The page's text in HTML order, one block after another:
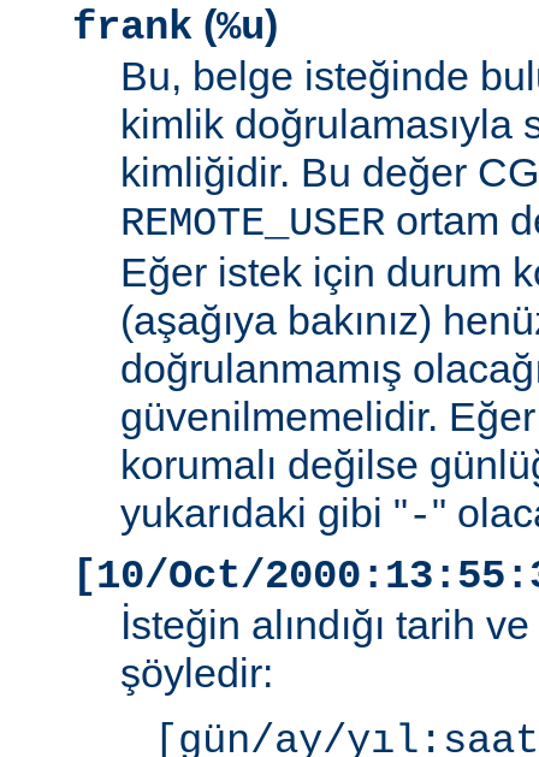
frank (%u)
Bu, belge isteğinde
kimlik doğrulamasıyla
kimliğidir. Bu değer
REMOTE_USER ortam
Eğer istek için durum
(aşağıya bakınız)
doğrulanmamış
güvenilmemelidir.
korumalı değilse
yukarıdaki gibi "-"
[10/Oct/
İsteğin alındığı tarih
şöyledir:
[gün/ay/